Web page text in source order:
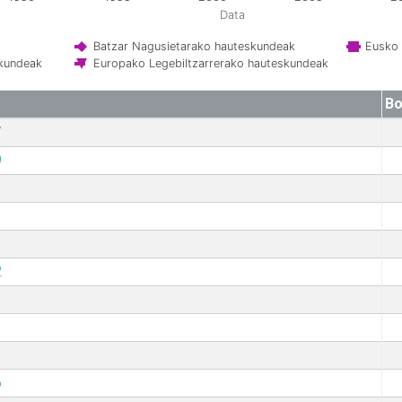
Data
Batzar Nagusietarako hauteskundeak
Europako Legebiltzarrerako hauteskundeak